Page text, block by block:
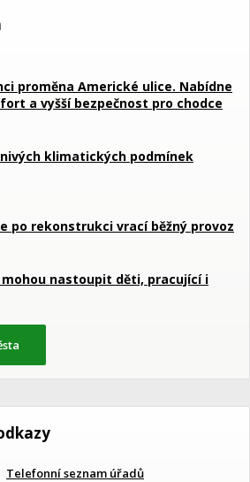
proměna Americké ulice. Nabídne
a vyšší bezpečnost pro chodce
klimatických podmínek
po rekonstrukci vrací běžný provoz
nastoupit děti, pracující i
Telefonní seznam úřadů